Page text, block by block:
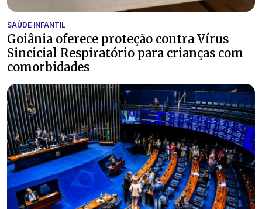
SAÚDE INFANTIL
Goiânia oferece proteção contra Vírus
Sincicial Respiratório para crianças com
comorbidades